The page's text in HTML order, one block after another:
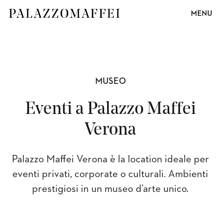
MENU
MUSEO
Eventi a Palazzo Maffei
Verona
Palazzo Maffei Verona è la location ideale per
eventi privati, corporate o culturali. Ambienti
prestigiosi in un museo d’arte unico.